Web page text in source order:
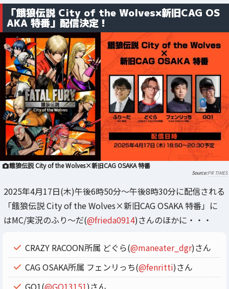
「餓狼伝説 City of the Wolves×新旧CAG OS
AKA 特番」配信決定！
餓狼伝説 City of the Wolves×新旧CAG OSAKA 特番
PR TIMES
2025年4月17日(木)午後6時50分～午後8時30分に配信される
「餓狼伝説 City of the Wolves×新旧CAG OSAKA 特番」に
はMC/実況のふり～だ(@frieda0914)さんのほかに・・・
CRAZY RACOON所属 どぐら(@maneater_dgr)さん
CAG OSAKA所属 フェンリっち(@fenritti)さん
GO1(@GO13151)さん